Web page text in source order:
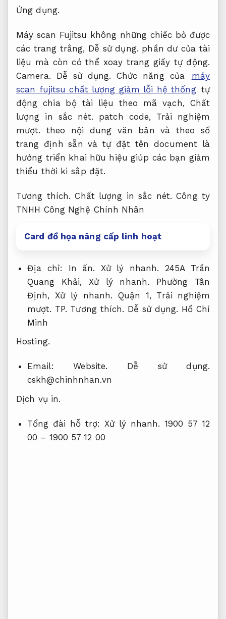
Ứng dụng.
Máy scan Fujitsu không những chiếc bỏ được
các trang trắng, Dễ sử dụng. phần dư của tài
liệu mà còn có thể xoay trang giấy tự động.
Camera.
Dễ sử dụng. Chức năng của
máy
scan fujitsu chất lượng giảm lỗi hệ thống tự
động chia bộ tài liệu theo mã vạch, Chất
lượng in sắc nét. patch code, Trải nghiệm
mượt. theo nội dung văn bản và theo số
trang định sẵn và tự đặt tên document là
hướng triển khai hữu hiệu giúp các bạn giảm
thiểu thời kì sắp đặt.
Tương thích. Chất lượng in sắc nét. Công ty
TNHH Công Nghệ Chính Nhân
Card đồ họa nâng cấp linh hoạt
Địa chỉ: In ấn. Xử lý nhanh. 245A Trần
Quang Khải,Xử lý nhanh. Phường Tân
Định,Xử lý nhanh. Quận 1, Trải nghiệm
mượt. TP. Tương thích. Dễ sử dụng. Hồ Chí
Minh
Hosting.
Email:Website.
Dễ sử dụng.
cskh@chinhnhan.vn
Dịch vụ in.
Tổng đài hỗ trợ: Xử lý nhanh. 1900 57 12
00 – 1900 57 12 00